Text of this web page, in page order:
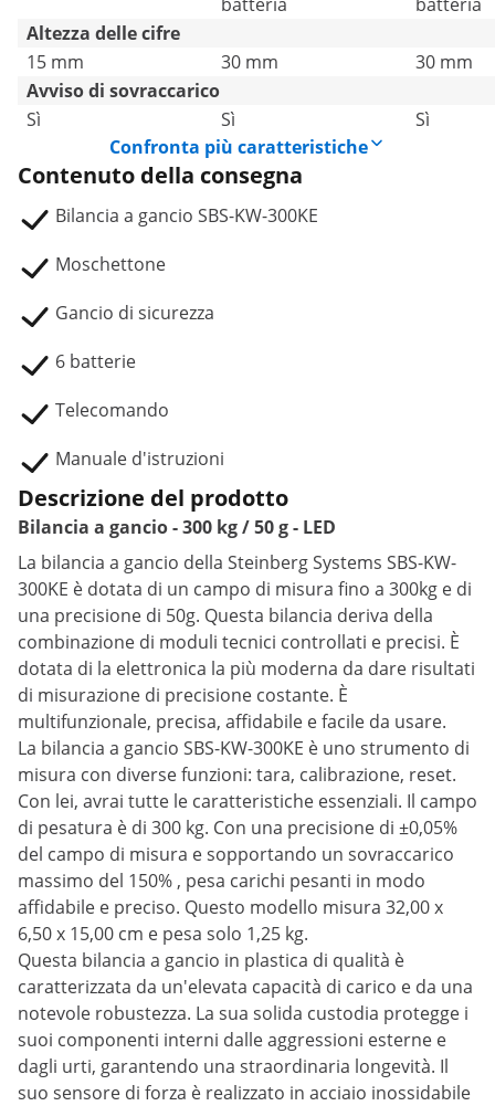
Altezza delle cifre
15 mm
30 mm
30 mm
Avviso di sovraccarico
Sì
Sì
Sì
Confronta più caratteristiche
Contenuto della consegna
Bilancia a gancio SBS-KW-300KE
Moschettone
Gancio di sicurezza
6 batterie
Telecomando
Manuale d'istruzioni
Descrizione del prodotto
Bilancia a gancio - 300 kg / 50 g - LED
La bilancia a gancio della Steinberg Systems SBS-KW-
300KE è dotata di un campo di misura fino a 300kg e di
una precisione di 50g. Questa bilancia deriva della
combinazione di moduli tecnici controllati e precisi. È
dotata di la elettronica la più moderna da dare risultati
di misurazione di precisione costante. È
multifunzionale, precisa, affidabile e facile da usare.
La bilancia a gancio SBS-KW-300KE è uno strumento di
misura con diverse funzioni: tara, calibrazione, reset.
Con lei, avrai tutte le caratteristiche essenziali. Il campo
di pesatura è di 300 kg. Con una precisione di ±0,05%
del campo di misura e sopportando un sovraccarico
massimo del 150% , pesa carichi pesanti in modo
affidabile e preciso. Questo modello misura 32,00 x
6,50 x 15,00 cm e pesa solo 1,25 kg.
Questa bilancia a gancio in plastica di qualità è
caratterizzata da un'elevata capacità di carico e da una
notevole robustezza. La sua solida custodia protegge i
suoi componenti interni dalle aggressioni esterne e
dagli urti, garantendo una straordinaria longevità. Il
suo sensore di forza è realizzato in acciaio inossidabile